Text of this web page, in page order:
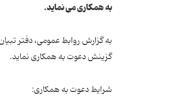
به همکاری می نماید.
گزینش دعوت به همکاری نماید.
شرایط دعوت به همکاری: